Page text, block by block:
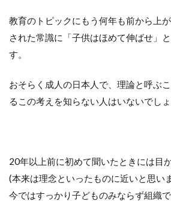
教育のトピックにもう何年も前から上
された常識に「子供はほめて伸ばせ」
す。
おそらく成人の日本人で、理論と呼ぶ
るこの考えを知らない人はいないでしょ
20年以上前に初めて聞いたときには目
(本来は理念といったものに近いと思い
今ではすっかり子どものみならず組織
検索